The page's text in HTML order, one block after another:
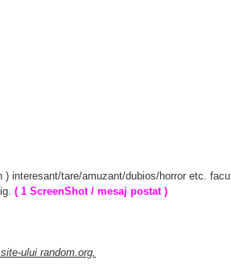
interesant/tare/amuzant/dubios/horror etc.
( 1 ScreenShot / mesaj postat )
ului random.org.